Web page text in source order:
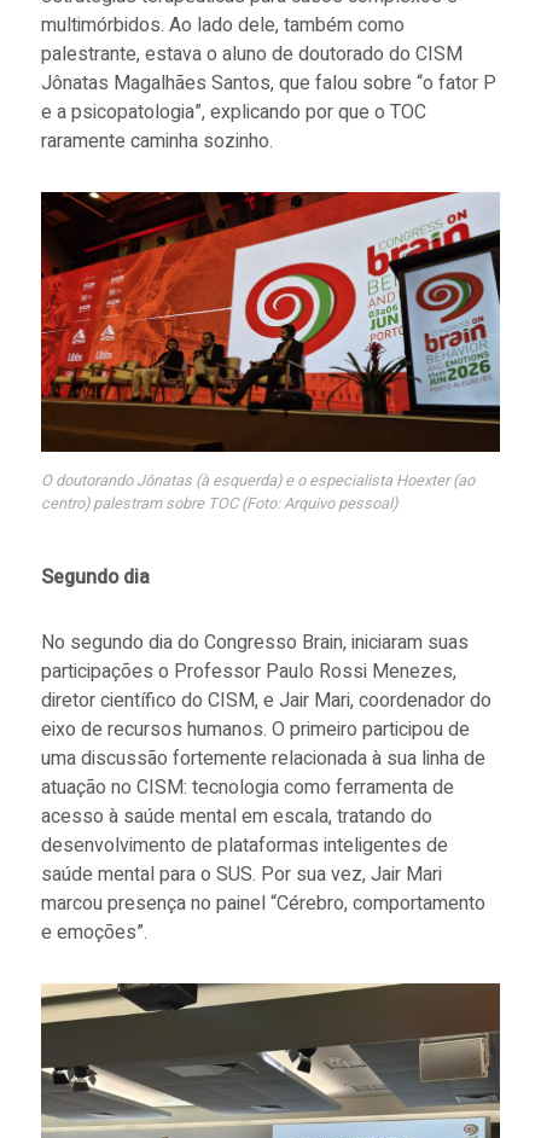
multimórbidos. Ao lado dele, também como
palestrante, estava o aluno de doutorado do CISM
Jônatas Magalhães Santos, que falou sobre “o fator P
e a psicopatologia”, explicando por que o TOC
raramente caminha sozinho.
O doutorando Jônatas (à esquerda) e o especialista Hoexter (ao
centro) palestram sobre TOC (Foto: Arquivo pessoal)
Segundo dia
No segundo dia do Congresso Brain, iniciaram suas
participações o Professor Paulo Rossi Menezes,
diretor científico do CISM, e Jair Mari, coordenador do
eixo de recursos humanos. O primeiro participou de
uma discussão fortemente relacionada à sua linha de
atuação no CISM: tecnologia como ferramenta de
acesso à saúde mental em escala, tratando do
desenvolvimento de plataformas inteligentes de
saúde mental para o SUS. Por sua vez, Jair Mari
marcou presença no painel “Cérebro, comportamento
e emoções”.